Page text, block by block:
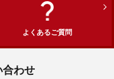
よくあるご質問
合わせ